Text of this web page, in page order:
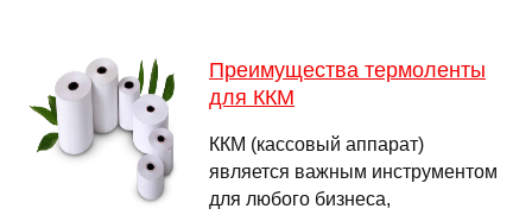
Преимущества термоленты
для ККМ
ККМ (кассовый аппарат)
является важным инструментом
для любого бизнеса,